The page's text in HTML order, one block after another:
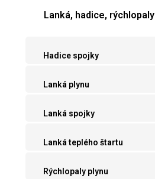
Lanká, hadice, rýchlopaly
Hadice spojky
Lanká plynu
Lanká spojky
Lanká teplého štartu
Rýchlopaly plynu